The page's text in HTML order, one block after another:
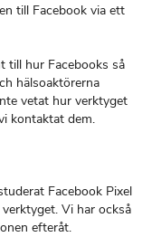
till Facebook via ett
till hur Facebooks så
hälsoaktörerna
vetat hur verktyget
kontaktat dem.
Facebook Pixel
Vi har också
efteråt.